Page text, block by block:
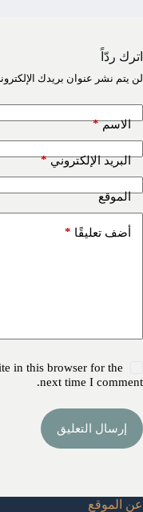
اترك ردّاً
لن يتم نشر عنوان بريدك
الاسم*
البريد الإلكتروني*
الموقع
أضف تعليقًا *
in this browser for the
next time I comment.
إرسال التعليق
عن الموقع